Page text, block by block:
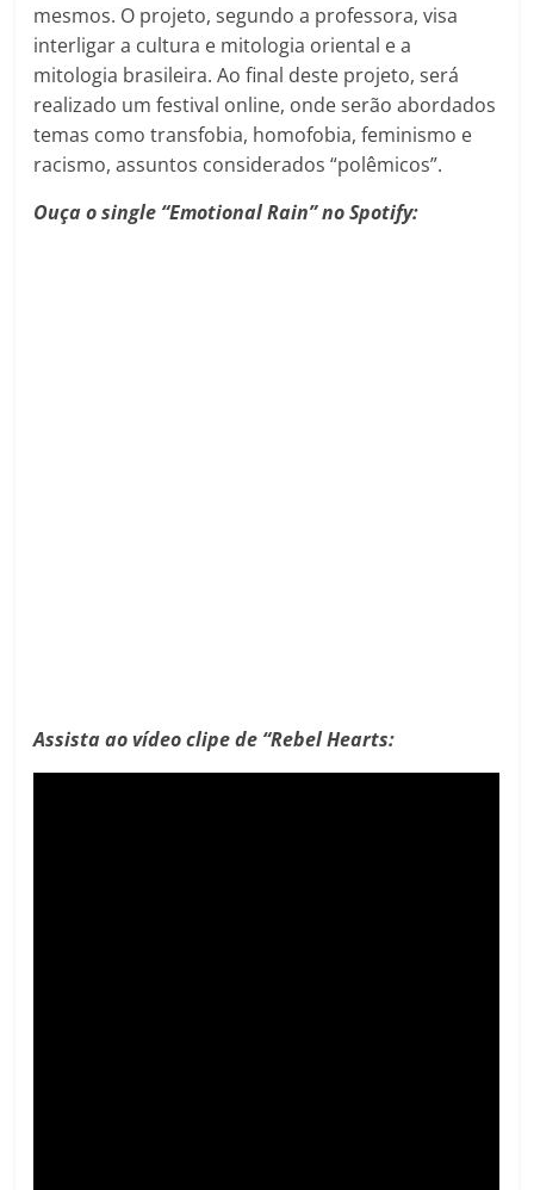
mesmos. O projeto, segundo a professora, visa
interligar a cultura e mitologia oriental e a
mitologia brasileira. Ao final deste projeto, será
realizado um festival online, onde serão abordados
temas como transfobia, homofobia, feminismo e
racismo, assuntos considerados “polêmicos”.
Ouça o single “Emotional Rain” no Spotify:
Assista ao vídeo clipe de “Rebel Hearts: